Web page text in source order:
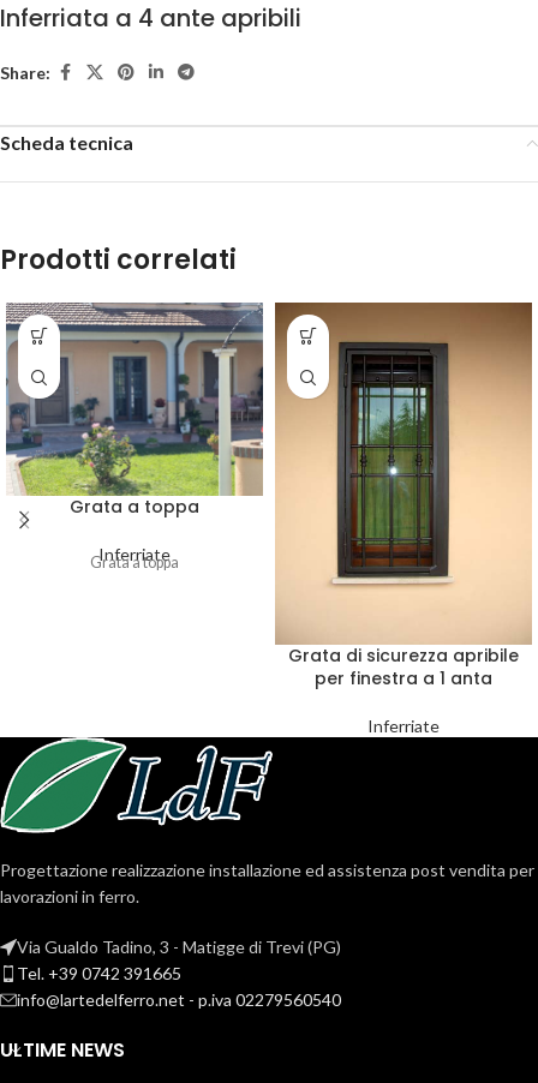
Inferriata a 4 ante apribili
Share:
Scheda tecnica
Prodotti correlati
Grata a toppa
Inferriate
Grata a toppa
Grata di sicurezza apribile
per finestra a 1 anta
Inferriate
Progettazione realizzazione installazione ed assistenza post vendita per
lavorazioni in ferro.
Via Gualdo Tadino, 3 - Matigge di Trevi (PG)
Tel. +39 0742 391665
info@lartedelferro.net - p.iva 02279560540
ULTIME NEWS